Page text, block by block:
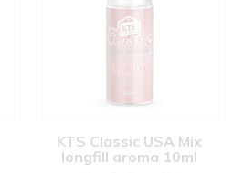
KTS Classic USA Mix
longfill aroma 10ml